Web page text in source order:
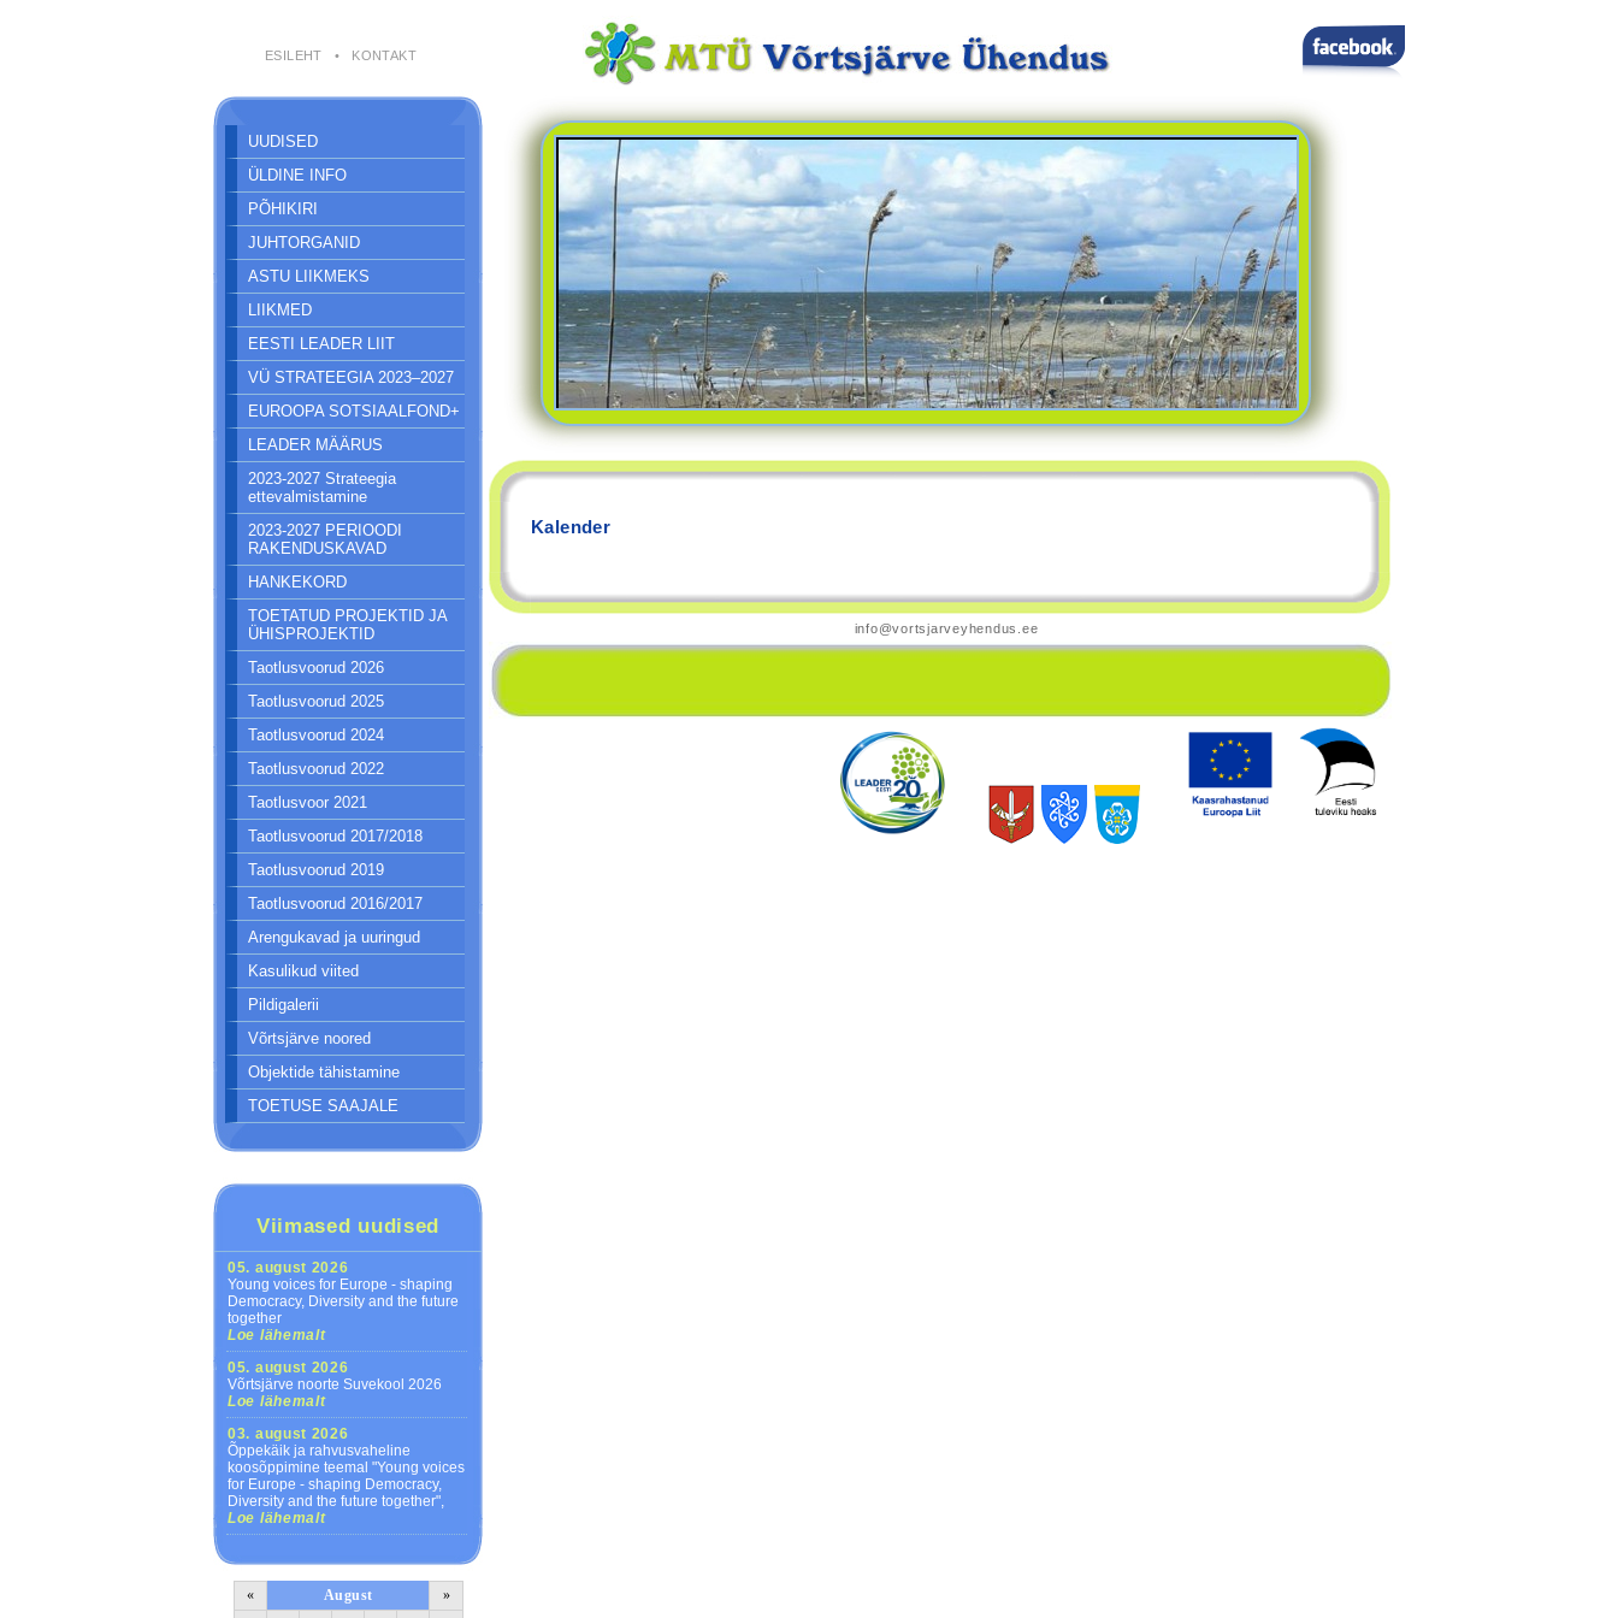
ESILEHT • KONTAKT
UUDISED
ÜLDINE INFO
PÕHIKIRI
JUHTORGANID
ASTU LIIKMEKS
LIIKMED
EESTI LEADER LIIT
VÜ STRATEEGIA 2023–2027
EUROOPA SOTSIAALFOND+
LEADER MÄÄRUS
2023-2027 Strateegia
ettevalmistamine
2023-2027 PERIOODI
RAKENDUSKAVAD
HANKEKORD
TOETATUD PROJEKTID JA
ÜHISPROJEKTID
Taotlusvoorud 2026
Taotlusvoorud 2025
Taotlusvoorud 2024
Taotlusvoorud 2022
Taotlusvoor 2021
Taotlusvoorud 2017/2018
Taotlusvoorud 2019
Taotlusvoorud 2016/2017
Arengukavad ja uuringud
Kasulikud viited
Pildigalerii
Võrtsjärve noored
Objektide tähistamine
TOETUSE SAAJALE
Viimased uudised
05. august 2026
Young voices for Europe - shaping
Democracy, Diversity and the future
together
Loe lähemalt
05. august 2026
Võrtsjärve noorte Suvekool 2026
Loe lähemalt
03. august 2026
Õppekäik ja rahvusvaheline
koosõppimine teemal "Young voices
for Europe - shaping Democracy,
Diversity and the future together",
Loe lähemalt
« August »
Kalender
info@vortsjarveyhendus.ee